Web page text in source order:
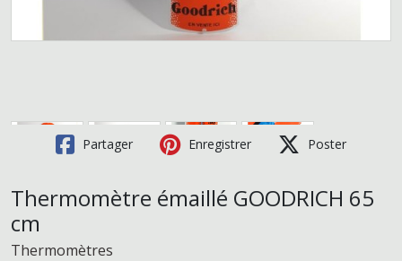
Partager Enregistrer Poster
Thermomètre émaillé GOODRICH 65
cm
Thermomètres